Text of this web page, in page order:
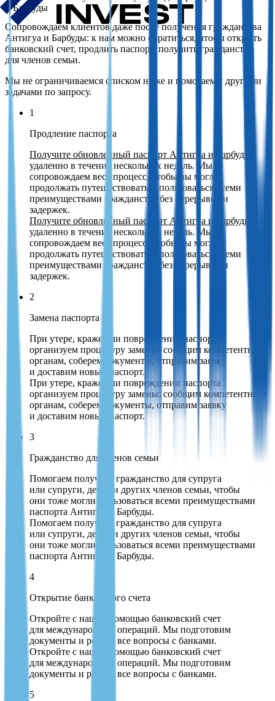
и Барбуды
Сопровождаем клиентов даже после получения гражданства
Антигуа и Барбуды: к нам можно обратиться, чтобы открыть
банковский счет, продлить паспорт, получить гражданство
для членов семьи.
Мы не ограничиваемся списком ниже и помогаем с другими
задачами по запросу.
1
Продление паспорта
Получите обновленный паспорт Антигуа и Барбуды
удаленно в течение нескольких недель. Мы
сопровождаем весь процесс, чтобы вы могли
продолжать путешествовать и пользоваться всеми
преимуществами гражданства без перерывов и
задержек.
Получите обновленный паспорт Антигуа и Барбуды
удаленно в течение нескольких недель. Мы
сопровождаем весь процесс, чтобы вы могли
продолжать путешествовать и пользоваться всеми
преимуществами гражданства без перерывов и
задержек.
2
Замена паспорта
При утере, краже или повреждении паспорта
организуем процедуру замены: сообщим компетентным
органам, соберем документы, отправим заявку
и доставим новый паспорт.
При утере, краже или повреждении паспорта
организуем процедуру замены: сообщим компетентным
органам, соберем документы, отправим заявку
и доставим новый паспорт.
3
Гражданство для членов семьи
Помогаем получить гражданство для супруга
или супруги, детей и других членов семьи, чтобы
они тоже могли пользоваться всеми преимуществами
паспорта Антигуа и Барбуды.
Помогаем получить гражданство для супруга
или супруги, детей и других членов семьи, чтобы
они тоже могли пользоваться всеми преимуществами
паспорта Антигуа и Барбуды.
4
Открытие банковского счета
Откройте с нашей помощью банковский счет
для международных операций. Мы подготовим
документы и решим все вопросы с банками.
Откройте с нашей помощью банковский счет
для международных операций. Мы подготовим
документы и решим все вопросы с банками.
5